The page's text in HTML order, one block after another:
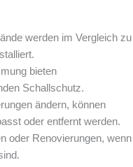
werden im Vergleich zu
bieten
Schallschutz.
ändern, können
oder entfernt werden.
oder Renovierungen, wenn